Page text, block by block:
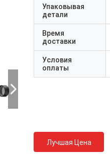
Упаковывая
детали
Время
доставки
Условия
оплаты
Лучшая Цена